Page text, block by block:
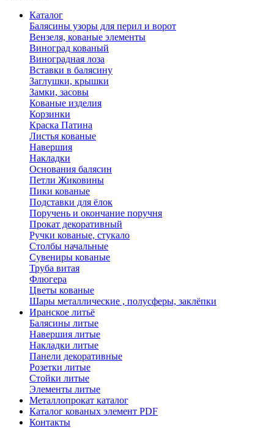
Каталог
Балясины узоры для перил и ворот
Вензеля, кованые элементы
Виноград кованый
Виноградная лоза
Вставки в балясину
Заглушки, крышки
Замки, засовы
Кованые изделия
Корзинки
Краска Патина
Листья кованые
Навершия
Накладки
Основания балясин
Петли Жиковины
Пики кованые
Подставки для ёлок
Поручень и окончание поручня
Прокат декоративный
Ручки кованые, стукало
Столбы начальные
Сувениры кованые
Труба витая
Флюгера
Цветы кованые
Шары металлические , полусферы, заклёпки
Иранское литьё
Балясины литые
Навершия литые
Накладки литые
Панели декоративные
Розетки литые
Стойки литые
Элементы литые
Металлопрокат каталог
Каталог кованых элемент PDF
Контакты